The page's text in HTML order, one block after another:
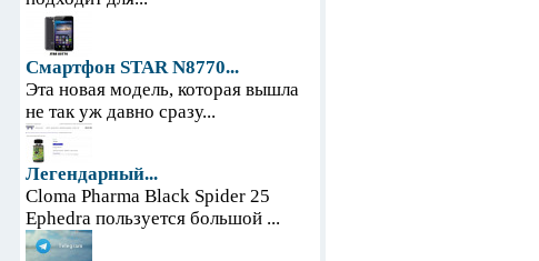
Смартфон STAR N8770...
Эта новая модель, которая вышла
не так уж давно сразу...
Легендарный...
Cloma Pharma Black Spider 25
Ephedra пользуется большой ...